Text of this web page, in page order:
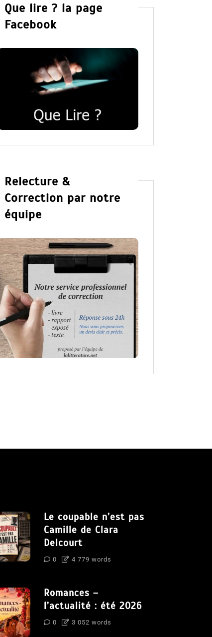
Que lire ? la page
Facebook
Relecture &
Correction par notre
équipe
Le coupable n’est pas
Camille de Clara
Delcourt
0 4 779 words
Romances –
l’actualité : été 2026
0 3 052 words